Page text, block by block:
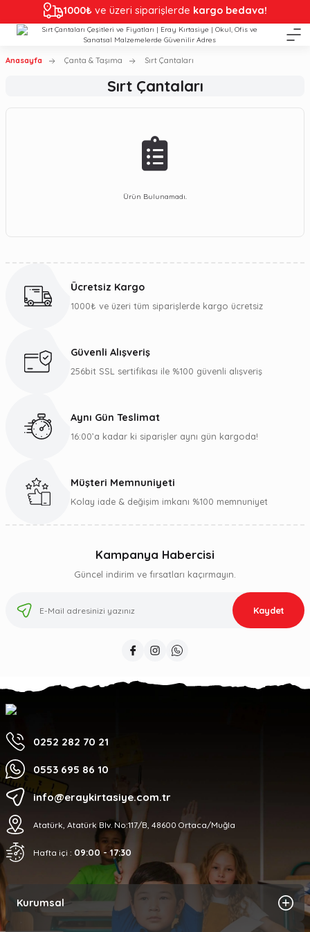
1000₺ ve üzeri siparişlerde kargo bedava!
Anasayfa Çanta & Taşıma Sırt Çantaları
Sırt Çantaları
Ürün Bulunamadı.
Ücretsiz Kargo
1000₺ ve üzeri tüm siparişlerde kargo ücretsiz
Güvenli Alışveriş
256bit SSL sertifikası ile %100 güvenli alışveriş
Aynı Gün Teslimat
16:00’a kadar ki siparişler aynı gün kargoda!
Müşteri Memnuniyeti
Kolay iade & değişim imkanı %100 memnuniyet
Kampanya Habercisi
Güncel indirim ve fırsatları kaçırmayın.
Kaydet
0252 282 70 21
0553 695 86 10
info@eraykirtasiye.com.tr
Atatürk, Atatürk Blv. No:117/B, 48600 Ortaca/Muğla
Hafta içi : 09:00 - 17:30
Kurumsal